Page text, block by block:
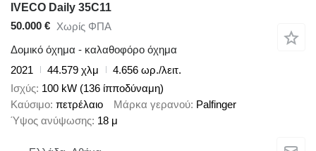
IVECO Daily 35C11
50.000 € Χωρίς ΦΠΑ
Δομικό όχημα - καλαθοφόρο όχημα
2021
44.579 χλμ
4.656 ωρ./λειτ.
Ισχύς 100 kW (136 ίπποδύναμη)
Καύσιμο πετρέλαιο Μάρκα γερανού Palfinger
Ύψος ανύψωσης 18 μ